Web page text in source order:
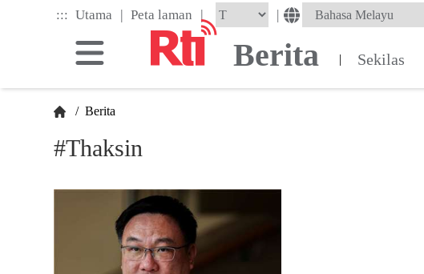
::: Utama | Peta laman | |
Berita | Sekilas
/ Berita
#Thaksin